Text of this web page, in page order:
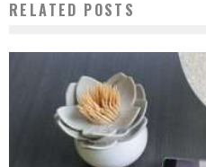
RELATED POSTS